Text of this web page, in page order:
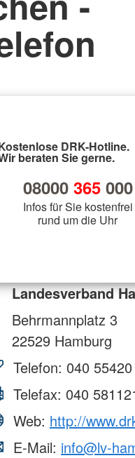
DRK-Hotline.
beraten Sie gerne.
08000 365000
Infos für Sie kostenfrei
rund um die Uhr
Landesverband
Behrmannplatz 3
22529 Hamburg
Telefon: 040
Telefax: 040
Web: http://
E-Mail: info@lv-